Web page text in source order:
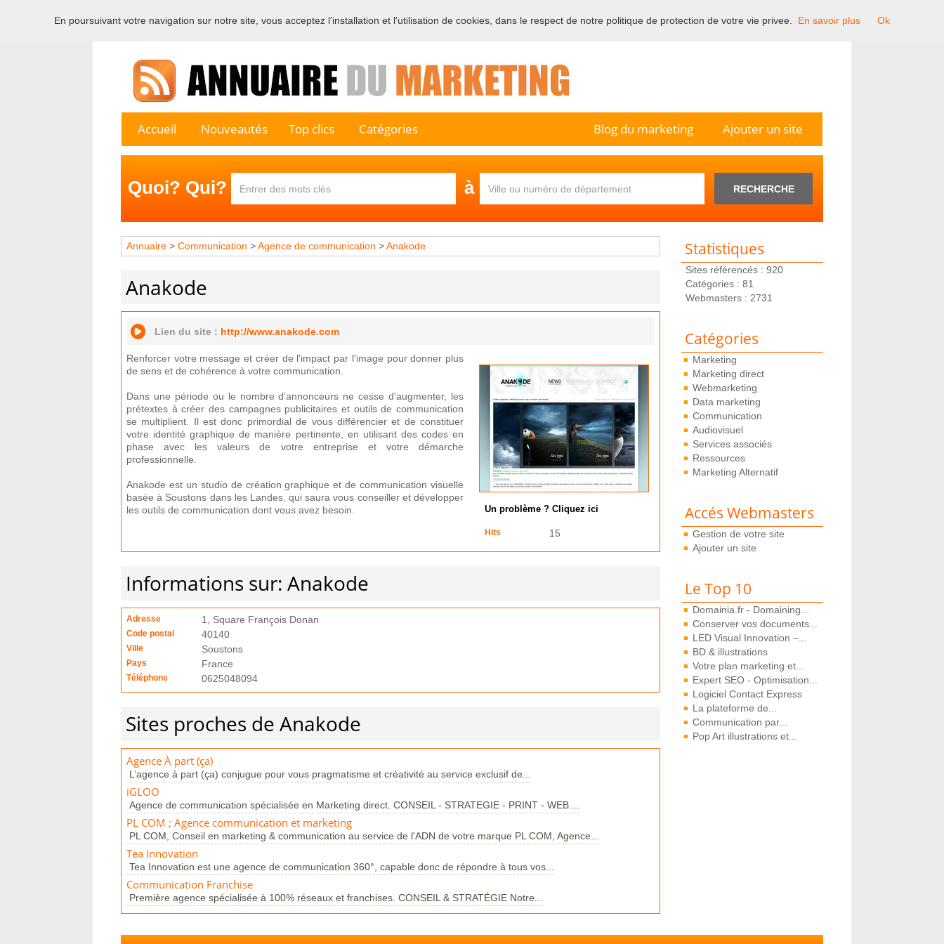
Bienvenue sur l'annuaire professionnel du marketing et de la communication en France.
Accueil Nouveautés Top clics Catégories Ajouter un site
Blog du marketing
Quoi? Qui? à RECHERCHE
Statistiques
Sites référencés : 920
Catégories : 81
Webmasters : 2731
Catégories
Marketing
Marketing direct
Webmarketing
Data marketing
Communication
Audiovisuel
Services associés
Ressources
Marketing Alternatif
Accés Webmasters
Gestion de votre site
Ajouter un site
Le Top 10
Domainia.fr - Domaining...
Conserver vos documents...
LED Visual Innovation –...
BD & illustrations
Votre plan marketing et...
Expert SEO - Optimisation...
Logiciel Contact Express
La plateforme de...
Communication par...
Pop Art illustrations et...
Annuaire > Communication >Agence de communication >Anakode
Anakode
Lien du site : http://www.anakode.com
Renforcer votre message et créer de l'impact par l'image pour donner plus
de sens et de cohérence à votre communication.
Dans une période ou le nombre d'annonceurs ne cesse d'augmenter, les
prétextes à créer des campagnes publicitaires et outils de communication
se multiplient. Il est donc primordial de vous différencier et de constituer
votre identité graphique de manière pertinente, en utilisant des codes en
phase avec les valeurs de votre entreprise et votre démarche
professionnelle.
Anakode est un studio de création graphique et de communication visuelle
basée à Soustons dans les Landes, qui saura vous conseiller et développer
les outils de communication dont vous avez besoin.
Un problème ? Cliquez ici
Hits 15
Informations sur: Anakode
Adresse 1, Square François Donan
Code postal 40140
Ville Soustons
Pays France
Téléphone 0625048094
Sites proches de Anakode
Agence À part (ça)
L’agence à part (ça) conjugue pour vous pragmatisme et créativité au service exclusif de...
iGLOO
Agence de communication spécialisée en Marketing direct. CONSEIL - STRATEGIE - PRINT - WEB....
PL COM ; Agence communication et marketing
PL COM, Conseil en marketing & communication au service de l'ADN de votre marque PL COM, Agence...
Tea Innovation
Tea Innovation est une agence de communication 360°, capable donc de répondre à tous vos...
Communication Franchise
Première agence spécialisée à 100% réseaux et franchises. CONSEIL & STRATÉGIE Notre...
En poursuivant votre navigation sur notre site, vous acceptez l'installation et l'utilisation de cookies, dans le respect de notre politique de protection de votre vie privee. En savoir plus Ok